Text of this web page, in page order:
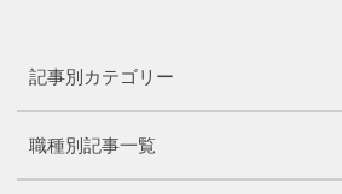
記事別カテゴリー
職種別記事一覧